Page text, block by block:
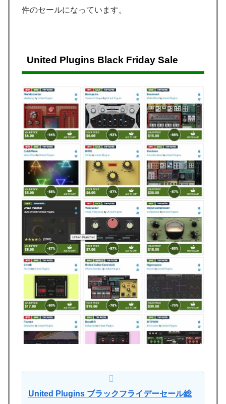
件のセールになっています。
United Plugins Black Friday Sale
United Plugins ブラックフライデーセール総